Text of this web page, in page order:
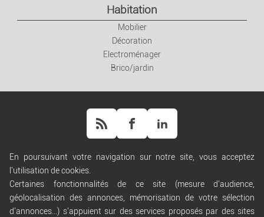
Habitation
Mobilier
Décoration
Electroménager
Brico/jardin
Règles de diffusion
Conditions générales d'utilisation
Conditions générales de vente
En poursuivant votre navigation sur notre site, vous acceptez
l'utilisation de cookies.
Certaines fonctionnalités de ce site (mesure d'audience,
géolocalisation des annonces, mémorisation de votre sélection
d'annonces...) s'appuient sur des services proposés par des sites